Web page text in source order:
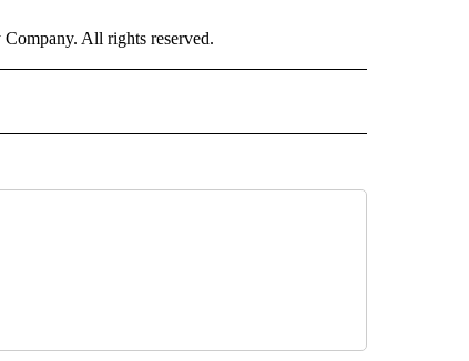
All rights reserved.
RECEIVE NOTIFICATIONS ABOUT NEW PAGES ON "CNN SPANISH".